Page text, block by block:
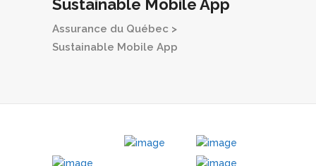
Sustainable Mobile App
Assurance du Québec >
Sustainable Mobile App